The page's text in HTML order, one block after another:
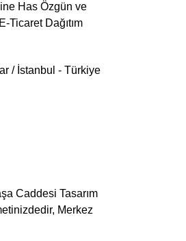
Has Özgün ve
Ticaret Dağıtım
/ İstanbul - Türkiye
Caddesi Tasarım
Merkez